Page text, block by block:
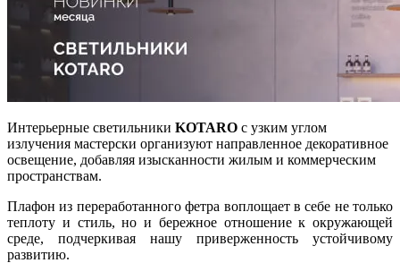
Интерьерные светильники KOTARO с узким углом
излучения мастерски организуют направленное декоративное
освещение, добавляя изысканности жилым и коммерческим
пространствам.
Плафон из переработанного фетра воплощает в себе не только
теплоту и стиль, но и бережное отношение к окружающей
среде, подчеркивая нашу приверженность устойчивому
развитию.